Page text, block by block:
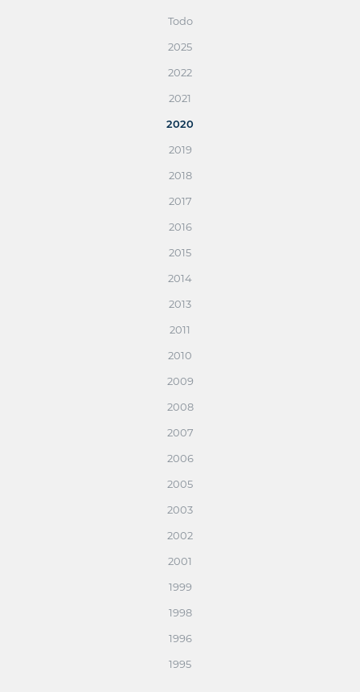
Todo
2025
2022
2021
2020
2019
2018
2017
2016
2015
2014
2013
2011
2010
2009
2008
2007
2006
2005
2003
2002
2001
1999
1998
1996
1995